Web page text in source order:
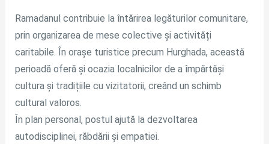
Ramadanul contribuie la întărirea legăturilor comunitare,
prin organizarea de mese colective și activități
caritabile. În orașe turistice precum Hurghada, această
perioadă oferă și ocazia localnicilor de a împărtăși
cultura și tradițiile cu vizitatorii, creând un schimb
cultural valoros.
În plan personal, postul ajută la dezvoltarea
autodisciplinei, răbdării și empatiei.